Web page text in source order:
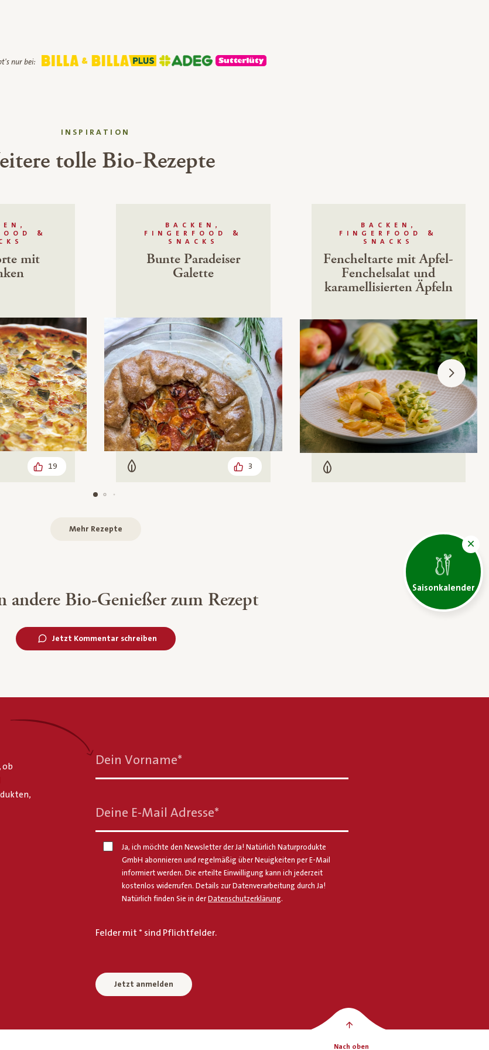
Saisonkalender
nur bei:
INSPIRATION
tolle Bio-Rezepte
&
mit
19
BACKEN,
FINGERFOOD &
SNACKS
Bunte Paradeiser
Galette
Vegetarisch 3
BACKEN,
FINGERFOOD &
SNACKS
Fencheltarte mit Apfel-
Fenchelsalat und
karamellisierten Äpfeln
Vegetarisch
Mehr Rezepte
andere Bio-Genießer zum Rezept
Jetzt Kommentar schreiben
ob
Dein Vorname*
Deine E-Mail Adresse*
Ja, ich möchte den Newsletter der Ja! Natürlich Naturprodukte
GmbH abonnieren und regelmäßig über Neuigkeiten per E-Mail
informiert werden. Die erteilte Einwilligung kann ich jederzeit
kostenlos widerrufen. Details zur Datenverarbeitung durch Ja!
Natürlich finden Sie in der Datenschutzerklärung.
Felder mit * sind Pflichtfelder.
Jetzt anmelden
Nach oben